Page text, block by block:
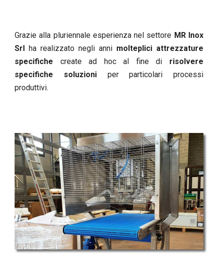
Grazie alla pluriennale esperienza nel settore MR Inox
Srl ha realizzato negli anni molteplici attrezzature
specifiche create ad hoc al fine di risolvere
specifiche soluzioniper particolari processi
produttivi.